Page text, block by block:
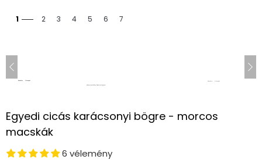
1 2 3 4 5 6 7
Egyedi cicás karácsonyi bögre - morcos
macskák
6 vélemény